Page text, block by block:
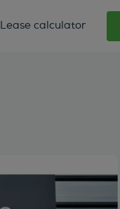
Lease calculator